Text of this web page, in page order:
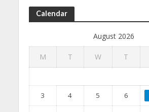
Calendar
August 2026
M T W T
3 4 5 6